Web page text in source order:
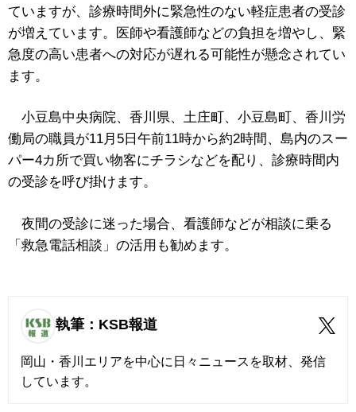
ていますが、診療時間外に緊急性のない軽症患者の受診
が増えています。医師や看護師などの負担を増やし、緊
急度の高い患者への対応が遅れる可能性が懸念されてい
ます。
小豆島中央病院、香川県、土庄町、小豆島町、香川労
働局の職員が11月5日午前11時から約2時間、島内のスー
パー4カ所で買い物客にチラシなどを配り、診療時間内
の受診を呼び掛けます。
夜間の受診に迷った場合、看護師などが相談に乗る
「救急電話相談」の活用も勧めます。
執筆：KSB報道
岡山・香川エリアを中心に日々ニュースを取材、発信
しています。